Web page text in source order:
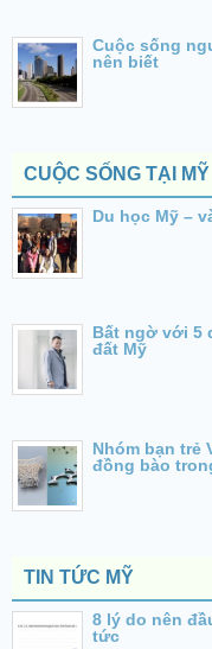
Cuộc sống
nên biết
CUỘC SỐNG TẠI MỸ
Du học Mỹ –
Bất ngờ với 5
đất Mỹ
Nhóm bạn trẻ
đồng bào
TIN TỨC MỸ
8 lý do nên
tức